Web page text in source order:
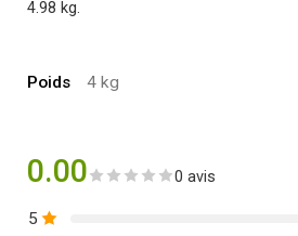
4.98 kg.
Poids 4 kg
0.00 0 avis
5